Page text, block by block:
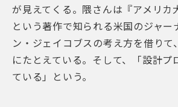
が見えてくる。隈さんは『アメリカ
という著作で知られる米国のジャー
ン・ジェイコブスの考え方を借りて
にたとえている。そして、「設計プ
ている」という。